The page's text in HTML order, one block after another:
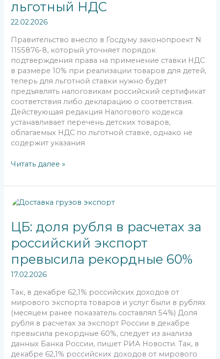
льготный НДС
22.02.2026
Правительство внесло в Госдуму законопроект N
1155876-8, который уточняет порядок
подтверждения права на применение ставки НДС
в размере 10% при реализации товаров для детей,
теперь для льготной ставки нужно будет
предъявлять налоговикам российский сертификат
соответствия либо декларацию о соответствия.
Действующая редакция Налогового кодекса
устанавливает перечень детских товаров,
облагаемых НДС по льготной ставке, однако не
содержит указания
на
НДС
Читать далее »
ЦБ: доля рубля в расчетах за
российский экспорт
превысила рекордные 60%
17.02.2026
Так, в декабре 62,1% российских доходов от
мирового экспорта товаров и услуг были в рублях
(месяцем ранее показатель составлял 54%) Доля
рубля в расчетах за экспорт России в декабре
превысила рекордные 60%, следует из анализа
данных Банка России, пишет РИА Новости. Так, в
декабре 62,1% российских доходов от мирового
ЦБ:
рубля
в
расчетах
за
российский
экспорт
рекордные
60%